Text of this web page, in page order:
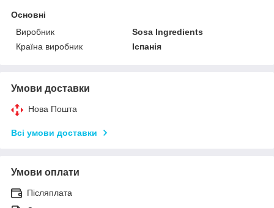
Основні
Виробник
Sosa Ingredients
Країна виробник
Іспанія
Умови доставки
Нова Пошта
Всі умови доставки
Умови оплати
Післяплата